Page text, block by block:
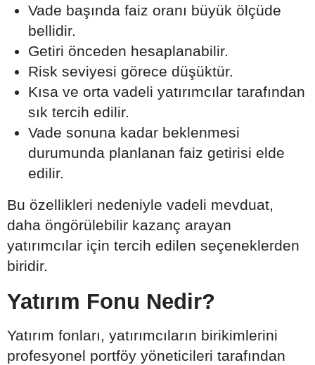
Vade başında faiz oranı büyük ölçüde
bellidir.
Getiri önceden hesaplanabilir.
Risk seviyesi görece düşüktür.
Kısa ve orta vadeli yatırımcılar tarafından
sık tercih edilir.
Vade sonuna kadar beklenmesi
durumunda planlanan faiz getirisi elde
edilir.
Bu özellikleri nedeniyle vadeli mevduat,
daha öngörülebilir kazanç arayan
yatırımcılar için tercih edilen seçeneklerden
biridir.
Yatırım Fonu Nedir?
Yatırım fonları, yatırımcıların birikimlerini
profesyonel portföy yöneticileri tarafından